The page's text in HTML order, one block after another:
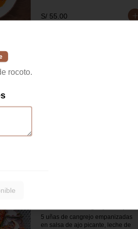
S/ 55.00
5 uñas de cangrejo empanizadas
en salsa de ajo picante, leche de
rocoto.